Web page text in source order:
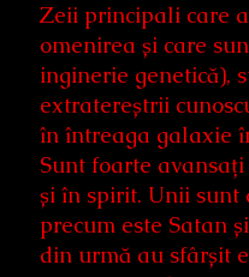
Zeii principali care
omenirea și care
inginerie genetică),
extratereștrii
în întreaga galaxie
Sunt foarte
și în spirit. Unii sunt
precum este Satan
din urmă au sfârșit